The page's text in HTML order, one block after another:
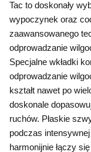
Tac to doskonały
wypoczynek oraz
zaawansowanego
odprowadzanie
Specjalne wkładki
odprowadzanie
kształt nawet po
doskonale
ruchów. Płaskie
podczas
harmonijnie łączy